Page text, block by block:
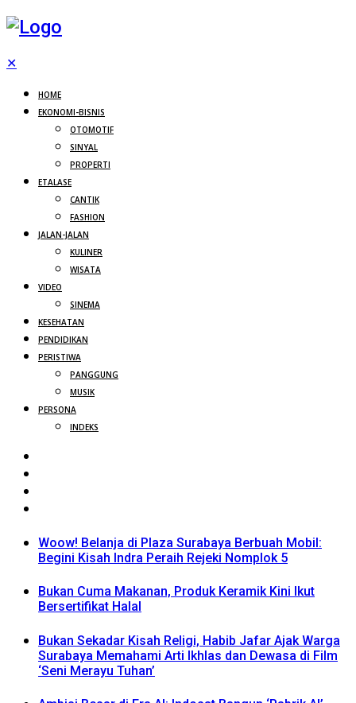
✕
HOME
EKONOMI-BISNIS
OTOMOTIF
SINYAL
PROPERTI
ETALASE
CANTIK
FASHION
JALAN-JALAN
KULINER
WISATA
VIDEO
SINEMA
KESEHATAN
PENDIDIKAN
PERISTIWA
PANGGUNG
MUSIK
PERSONA
INDEKS
Woow! Belanja di Plaza Surabaya Berbuah Mobil:
Begini Kisah Indra Peraih Rejeki Nomplok 5
Bukan Cuma Makanan, Produk Keramik Kini Ikut
Bersertifikat Halal
Bukan Sekadar Kisah Religi, Habib Jafar Ajak Warga
Surabaya Memahami Arti Ikhlas dan Dewasa di Film
‘Seni Merayu Tuhan’